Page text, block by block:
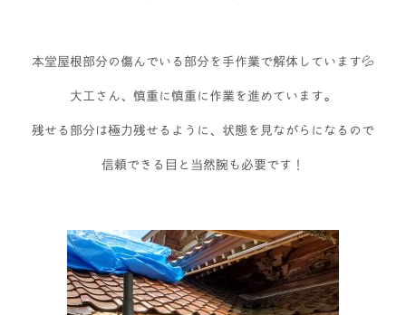
本堂屋根部分の傷んでいる部分を手作業で解体しています💦
大工さん、慎重に慎重に作業を進めています。
残せる部分は極力残せるように、状態を見ながらになるので
信頼できる目と当然腕も必要です！